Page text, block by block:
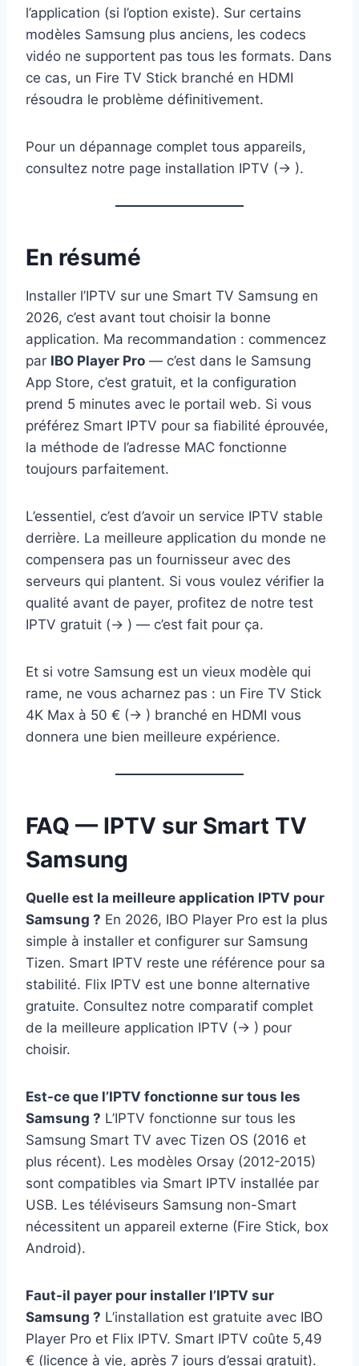
l’application (si l’option existe). Sur certains
modèles Samsung plus anciens, les codecs
vidéo ne supportent pas tous les formats. Dans
ce cas, un Fire TV Stick branché en HDMI
résoudra le problème définitivement.
Pour un dépannage complet tous appareils,
consultez notre page installation IPTV (→ ).
En résumé
Installer l’IPTV sur une Smart TV Samsung en
2026, c’est avant tout choisir la bonne
application. Ma recommandation : commencez
par IBO Player Pro — c’est dans le Samsung
App Store, c’est gratuit, et la configuration
prend 5 minutes avec le portail web. Si vous
préférez Smart IPTV pour sa fiabilité éprouvée,
la méthode de l’adresse MAC fonctionne
toujours parfaitement.
L’essentiel, c’est d’avoir un service IPTV stable
derrière. La meilleure application du monde ne
compensera pas un fournisseur avec des
serveurs qui plantent. Si vous voulez vérifier la
qualité avant de payer, profitez de notre test
IPTV gratuit (→ ) — c’est fait pour ça.
Et si votre Samsung est un vieux modèle qui
rame, ne vous acharnez pas : un Fire TV Stick
4K Max à 50 € (→ ) branché en HDMI vous
donnera une bien meilleure expérience.
FAQ — IPTV sur Smart TV
Samsung
Quelle est la meilleure application IPTV pour
Samsung ? En 2026, IBO Player Pro est la plus
simple à installer et configurer sur Samsung
Tizen. Smart IPTV reste une référence pour sa
stabilité. Flix IPTV est une bonne alternative
gratuite. Consultez notre comparatif complet
de la meilleure application IPTV (→ ) pour
choisir.
Est-ce que l’IPTV fonctionne sur tous les
Samsung ? L’IPTV fonctionne sur tous les
Samsung Smart TV avec Tizen OS (2016 et
plus récent). Les modèles Orsay (2012-2015)
sont compatibles via Smart IPTV installée par
USB. Les téléviseurs Samsung non-Smart
nécessitent un appareil externe (Fire Stick, box
Android).
Faut-il payer pour installer l’IPTV sur
Samsung ? L’installation est gratuite avec IBO
Player Pro et Flix IPTV. Smart IPTV coûte 5,49
€ (licence à vie, après 7 jours d’essai gratuit).